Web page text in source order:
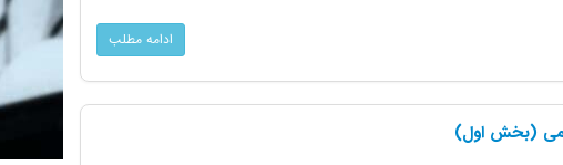
ادامه مطلب
(بخش اول)